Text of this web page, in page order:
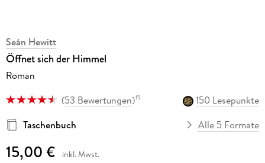
Seán Hewitt
Öffnet sich der Himmel
Roman
(53 Bewertungen)15
150 Lesepunkte
Taschenbuch
Alle 5 Formate
15,00 € inkl. Mwst.